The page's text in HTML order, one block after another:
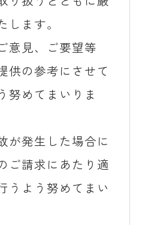
します。
意見、ご要望等
供の参考にさせて
努めてまいりま
が発生した場合に
ご請求にあたり適
うよう努めてまい